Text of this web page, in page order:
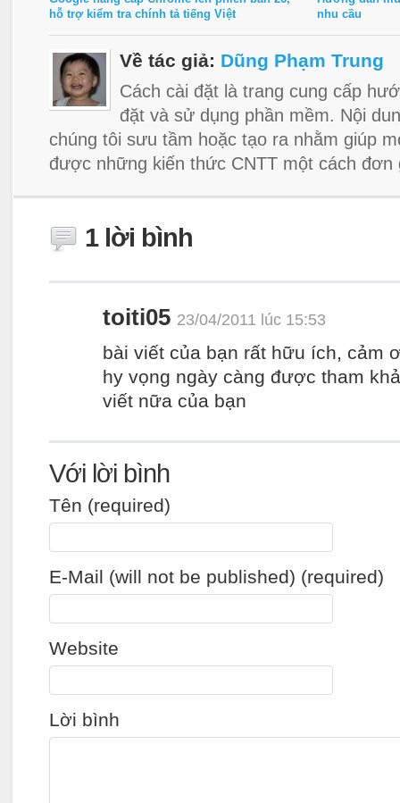
hỗ trợ kiểm tra chính tả tiếng Việt
nhu cầu
Về tác giả: Dũng Phạm Trung
Cách cài đặt là trang cung cấp
đặt và sử dụng phần mềm. Nội
chúng tôi sưu tầm hoặc tạo ra nhằm giúp
được những kiến thức CNTT một cách đơn
1 lời bình
toiti05 23/04/2011 lúc 15:53
bài viết của bạn rất hữu ích, cảm
hy vọng ngày càng được tham
viết nữa của bạn
Với lời bình
Tên (required)
E-Mail (will not be published) (required)
Website
Lời bình